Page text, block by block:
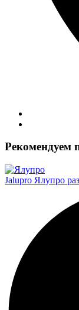
Рекомендуем
Jalupro Ялупро